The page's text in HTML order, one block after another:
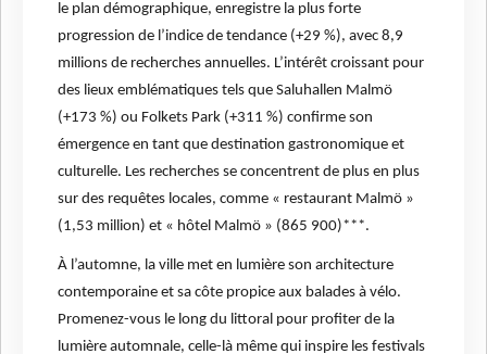
le plan démographique, enregistre la plus forte
progression de l’indice de tendance (+29 %), avec 8,9
millions de recherches annuelles. L’intérêt croissant pour
des lieux emblématiques tels que Saluhallen Malmö
(+173 %) ou Folkets Park (+311 %) confirme son
émergence en tant que destination gastronomique et
culturelle. Les recherches se concentrent de plus en plus
sur des requêtes locales, comme « restaurant Malmö »
(1,53 million) et « hôtel Malmö » (865 900)***.
À l’automne, la ville met en lumière son architecture
contemporaine et sa côte propice aux balades à vélo.
Promenez-vous le long du littoral pour profiter de la
lumière automnale, celle-là même qui inspire les festivals